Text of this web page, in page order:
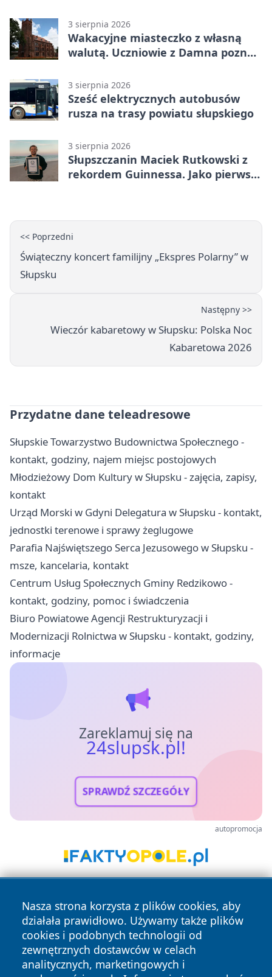
3 sierpnia 2026
Wakacyjne miasteczko z własną
walutą. Uczniowie z Damna poznali
3 sierpnia 2026
Sześć elektrycznych autobusów
rusza na trasy powiatu słupskiego
3 sierpnia 2026
Słupszczanin Maciek Rutkowski z
rekordem Guinnessa. Jako pierwszy
<< Poprzedni
Świąteczny koncert familijny „Ekspres Polarny” w
Słupsku
Następny >>
Wieczór kabaretowy w Słupsku: Polska Noc
Kabaretowa 2026
Przydatne dane teleadresowe
Słupskie Towarzystwo Budownictwa Społecznego -
kontakt, godziny, najem miejsc postojowych
Młodzieżowy Dom Kultury w Słupsku - zajęcia, zapisy,
kontakt
Urząd Morski w Gdyni Delegatura w Słupsku - kontakt,
jednostki terenowe i sprawy żeglugowe
Parafia Najświętszego Serca Jezusowego w Słupsku -
msze, kancelaria, kontakt
Centrum Usług Społecznych Gminy Redzikowo -
kontakt, godziny, pomoc i świadczenia
Biuro Powiatowe Agencji Restrukturyzacji i
Modernizacji Rolnictwa w Słupsku - kontakt, godziny,
informacje
Zareklamuj się na
24slupsk.pl!
SPRAWDŹ SZCZEGÓŁY
autopromocja
Nasza strona korzysta z plików cookies, aby
działała prawidłowo. Używamy także plików
cookies i podobnych technologii od
zewnętrznych dostawców w celach
analitycznych, marketingowych i
Copyright © 2026 24slupsk.pl Wszystkie prawa zastrzeżone.